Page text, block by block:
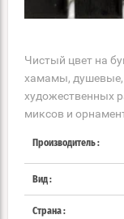
Чистый цвет на
хамамы, душевые,
художественных
миксов и
Производитель
Вид
Страна